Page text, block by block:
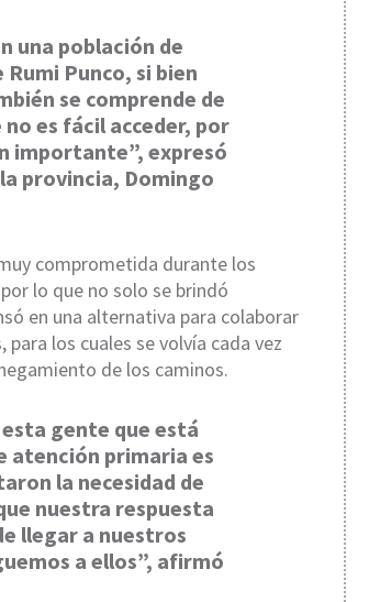
una población de
Punco, si bien
se comprende de
es fácil acceder, por
importante”, expresó
provincia, Domingo
comprometida durante los
lo que no solo se brindó
en una alternativa para colaborar
los cuales se volvía cada vez
de los caminos.
gente que está
atención primaria es
la necesidad de
nuestra respuesta
llegar a nuestros
a ellos”, afirmó